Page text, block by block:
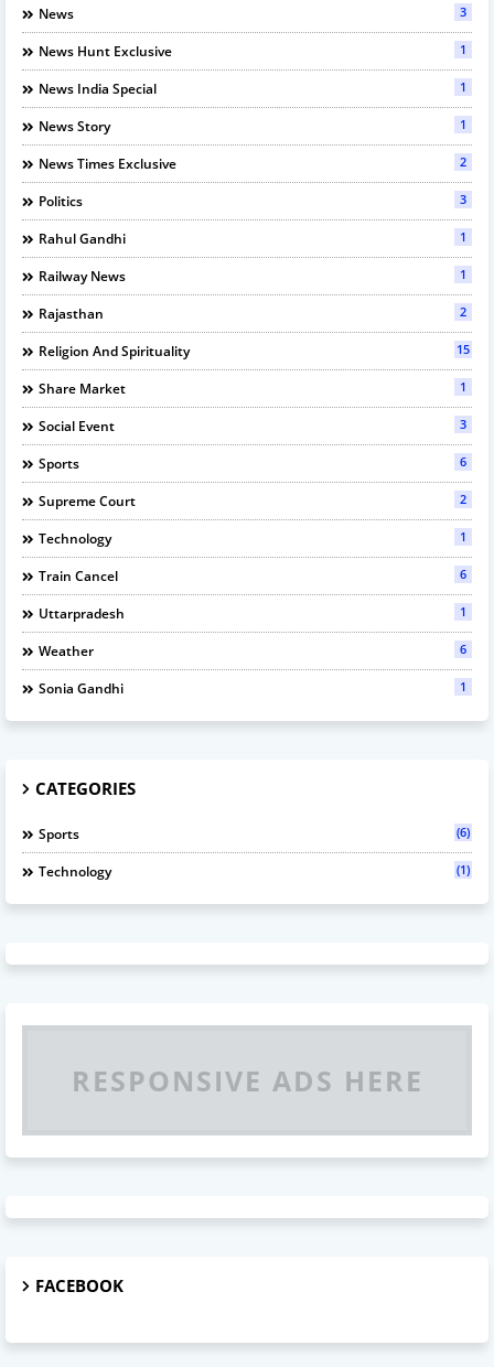
News 3
News Hunt Exclusive 1
News India Special 1
News Story 1
News Times Exclusive 2
Politics 3
Rahul Gandhi 1
Railway News 1
Rajasthan 2
Religion And Spirituality 15
Share Market 1
Social Event 3
Sports 6
Supreme Court 2
Technology 1
Train Cancel 6
Uttarpradesh 1
Weather 6
Sonia Gandhi 1
CATEGORIES
Sports (6)
Technology (1)
RESPONSIVE ADS HERE
FACEBOOK